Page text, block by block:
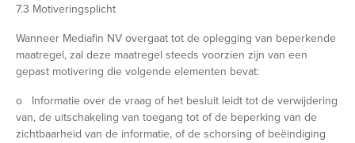
7.3 Motiveringsplicht
Wanneer Mediafin NV overgaat tot de oplegging van beperkende
maatregel, zal deze maatregel steeds voorzien zijn van een
gepast motivering die volgende elementen bevat:
o Informatie over de vraag of het besluit leidt tot de verwijdering
van, de uitschakeling van toegang tot of de beperking van de
zichtbaarheid van de informatie, of de schorsing of beëindiging